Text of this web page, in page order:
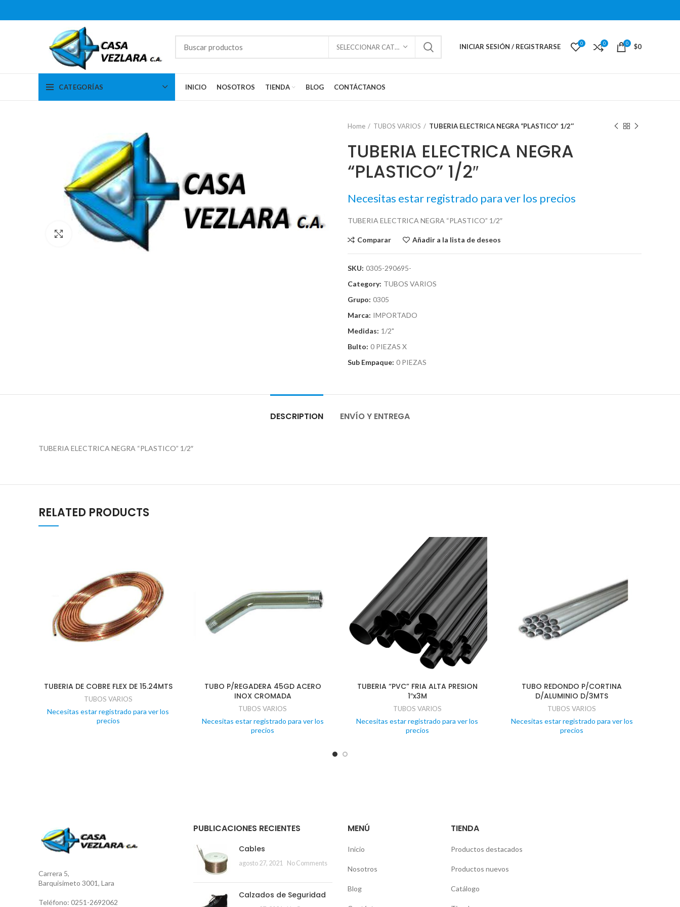
SELECCIONAR CATEGORÍAS INICIAR SESIÓN / REGISTRARSE 0 0 0 $0
CATEGORÍAS INICIO NOSOTROS TIENDA BLOG CONTÁCTANOS
Click para agrandar
Home TUBOS VARIOS TUBERIA ELECTRICA NEGRA “PLASTICO” 1/2″
TUBERIA ELECTRICA NEGRA
“PLASTICO” 1/2″
Necesitas estar registrado para ver los precios
TUBERIA ELECTRICA NEGRA “PLASTICO” 1/2″
Comparar Añadir a la lista de deseos
SKU: 0305-290695-
Category: TUBOS VARIOS
Grupo: 0305
Marca: IMPORTADO
Medidas: 1/2"
Bulto: 0 PIEZAS X
Sub Empaque: 0 PIEZAS
DESCRIPTION ENVÍO Y ENTREGA
TUBERIA ELECTRICA NEGRA “PLASTICO” 1/2″
RELATED PRODUCTS
TUBERIA DE COBRE FLEX DE 15.24MTS
TUBOS VARIOS
Necesitas estar registrado para ver los
precios
TUBO P/REGADERA 45GD ACERO
INOX CROMADA
TUBOS VARIOS
Necesitas estar registrado para ver los
precios
TUBERIA “PVC” FRIA ALTA PRESION
1″x3M
TUBOS VARIOS
Necesitas estar registrado para ver los
precios
TUBO REDONDO P/CORTINA
D/ALUMINIO D/3MTS
TUBOS VARIOS
Necesitas estar registrado para ver los
precios
Carrera 5,
Barquisimeto 3001, Lara
Teléfono: 0251-2692062
PUBLICACIONES RECIENTES
Cables
agosto 27, 2021 No Comments
Calzados de Seguridad
MENÚ
Inicio
Nosotros
Blog
TIENDA
Productos destacados
Productos nuevos
Catálogo